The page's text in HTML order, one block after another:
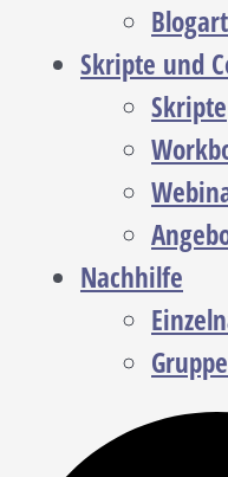
Skripte und
Skripte
Nachhilfe